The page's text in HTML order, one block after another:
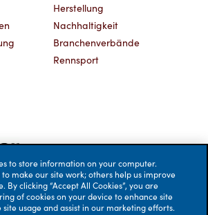
Herstellung
Nachhaltigkeit
Branchenverbände
Rennsport
to store information on your computer.
make our site work; others help us improve
By clicking “Accept All Cookies”, you are
of cookies on your device to enhance site
usage and assist in our marketing efforts.